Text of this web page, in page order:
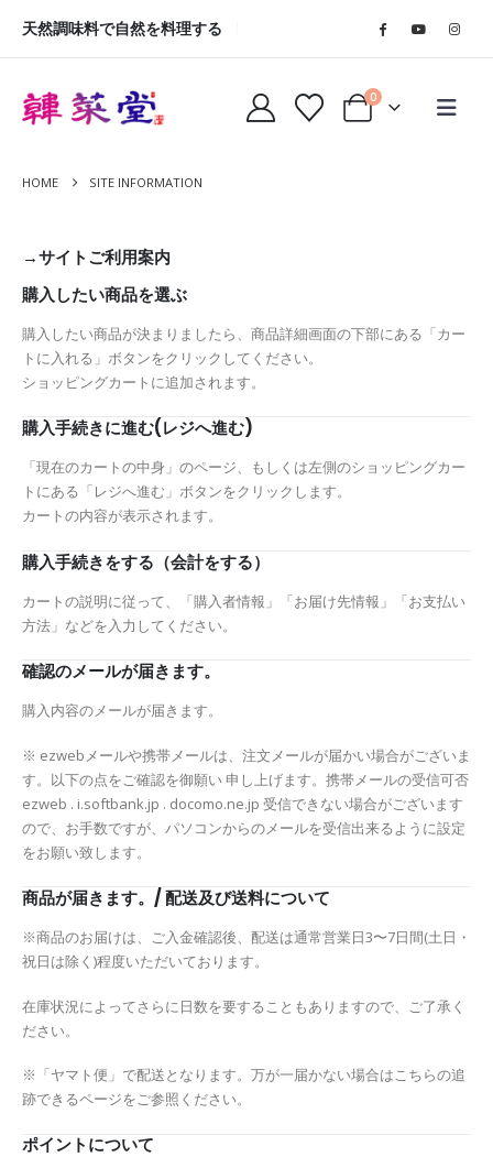
天然調味料で自然を料理する
0
HOME SITE INFORMATION
→サイトご利用案内
購入したい商品を選ぶ
購入したい商品が決まりましたら、商品詳細画面の下部にある「カー
トに入れる」ボタンをクリックしてください。
ショッピングカートに追加されます。
購入手続きに進む(レジへ進む)
「現在のカートの中身」のページ、もしくは左側のショッピングカー
トにある「レジへ進む」ボタンをクリックします。
カートの内容が表示されます。
購入手続きをする（会計をする）
カートの説明に従って、「購入者情報」「お届け先情報」「お支払い
方法」などを入力してください。
確認のメールが届きます。
購入内容のメールが届きます。
※ ezwebメールや携帯メールは、注文メールが届かい場合がございま
す。以下の点をご確認を御願い 申し上げます。携帯メールの受信可否
ezweb . i.softbank.jp . docomo.ne.jp 受信できない場合がございます
ので、お手数ですが、パソコンからのメールを受信出来るように設定
をお願い致します。
商品が届きます。/ 配送及び送料について
※商品のお届けは、ご入金確認後、配送は通常営業日3〜7日間(土日・
祝日は除く)程度いただいております。
在庫状況によってさらに日数を要することもありますので、ご了承く
ださい。
※「ヤマト便」で配送となります。万が一届かない場合はこちらの追
跡できるページをご参照ください。
ポイントについて